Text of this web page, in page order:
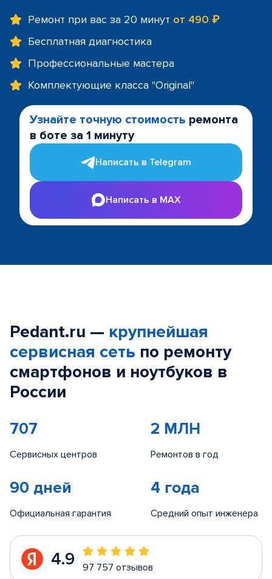
Ремонт при вас за 20 минут от 490 ₽
Бесплатная диагностика
Профессиональные мастера
Комплектующие класса "Original"
Узнайте точную стоимость ремонта
в боте за 1 минуту
Написать в Telegram
Написать в MAX
Pedant.ru — крупнейшая
сервисная сеть по ремонту
смартфонов и ноутбуков в
России
707
Сервисных центров
2 МЛН
Ремонтов в год
90 дней
Официальная гарантия
4 года
Средний опыт инженера
4.9 97 757 отзывов